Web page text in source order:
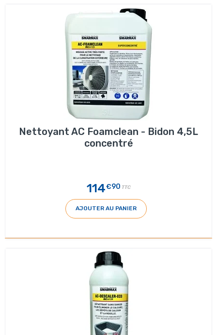
Nettoyant AC Foamclean - Bidon 4,5L
concentré
114€90 TTC
AJOUTER AU PANIER